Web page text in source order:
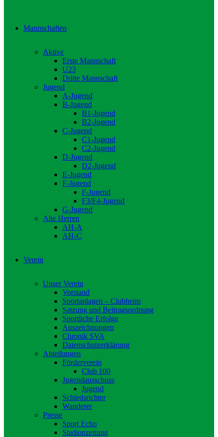
Mannschaften
Aktive
Erste Mannschaft
U23
Dritte Mannschaft
Jugend
A-Jugend
B-Jugend
B1-Jugend
B2-Jugend
C-Jugend
C1-Jugend
C2-Jugend
D-Jugend
D2-Jugend
E-Jugend
F-Jugend
F-Jugend
F3/F4-Jugend
G-Jugend
Alte Herren
AH-A
AH-C
Verein
Unser Verein
Vorstand
Sportanlagen – Clubheim
Satzung und Beitragsordnung
Sportliche Erfolge
Auszeichnungen
Chronik SVA
Datenschutzerklärung
Abteilungen
Förderverein
Club 100
Jugendausschuss
Jugend
Schiedsrichter
Wanderer
Presse
Sport Echo
Stadionzeitung